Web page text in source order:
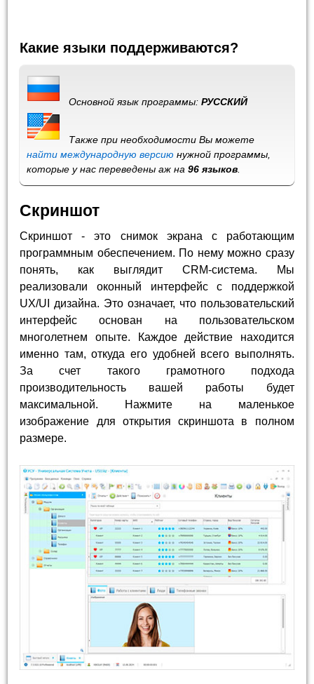
Какие языки поддерживаются?
Основной язык программы:РУССКИЙ
Также при необходимости Вы можете
найти международную версию нужной программы,
которые у нас переведены аж на96 языков
Скриншот
Скриншот - это снимок экрана с работающим
программным обеспечением. По нему можно сразу
понять, как выглядит CRM-система. Мы
реализовали оконный интерфейс с поддержкой
UX/UI дизайна. Это означает, что пользовательский
интерфейс основан на пользовательском
многолетнем опыте. Каждое действие находится
именно там, откуда его удобней всего выполнять.
За счет такого грамотного подхода
производительность вашей работы будет
максимальной. Нажмите на маленькое
изображение для открытия скриншота в полном
размере.